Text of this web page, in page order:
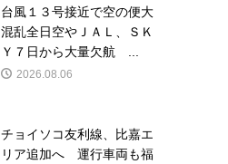
台風１３号接近で空の便大
混乱全日空やＪＡＬ、ＳＫ
Ｙ７日から大量欠航 ...
2026.08.06
チョイソコ友利線、比嘉エ
リア追加へ 運行車両も福